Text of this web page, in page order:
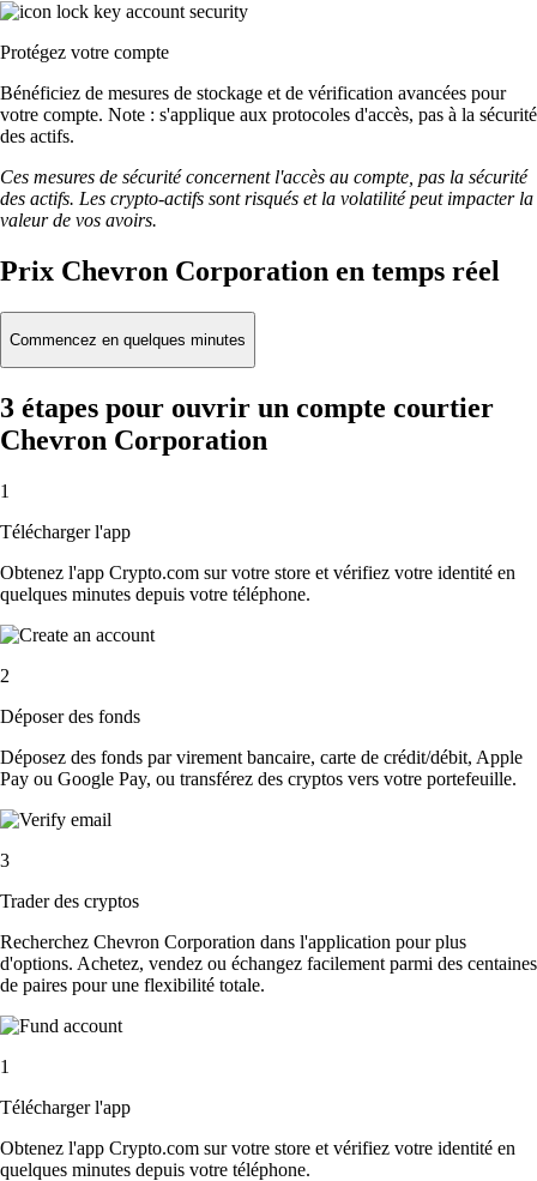
Protégez votre compte
Bénéficiez de mesures de stockage et de vérification avancées pour
votre compte. Note : s'applique aux protocoles d'accès, pas à la sécurité
des actifs.
Ces mesures de sécurité concernent l'accès au compte, pas la sécurité
des actifs. Les crypto-actifs sont risqués et la volatilité peut impacter la
valeur de vos avoirs.
Prix Chevron Corporation en temps réel
Commencez en quelques minutes
3 étapes pour ouvrir un compte courtier
Chevron Corporation
1
Télécharger l'app
Obtenez l'app Crypto.com sur votre store et vérifiez votre identité en
quelques minutes depuis votre téléphone.
2
Déposer des fonds
Déposez des fonds par virement bancaire, carte de crédit/débit, Apple
Pay ou Google Pay, ou transférez des cryptos vers votre portefeuille.
3
Trader des cryptos
Recherchez Chevron Corporation dans l'application pour plus
d'options. Achetez, vendez ou échangez facilement parmi des centaines
de paires pour une flexibilité totale.
1
Télécharger l'app
Obtenez l'app Crypto.com sur votre store et vérifiez votre identité en
quelques minutes depuis votre téléphone.